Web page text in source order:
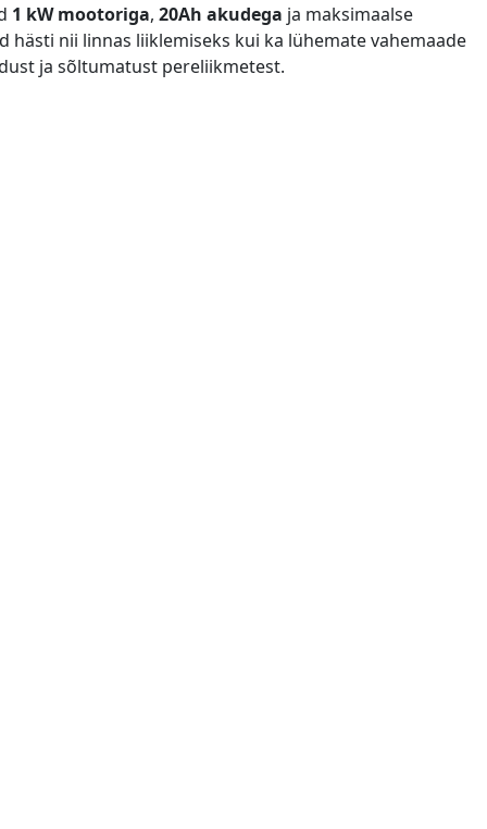
1 kW mootoriga, 20Ah akudega ja maksimaalse
nii linnas liiklemiseks kui ka lühemate vahemaade
ja sõltumatust pereliikmetest.